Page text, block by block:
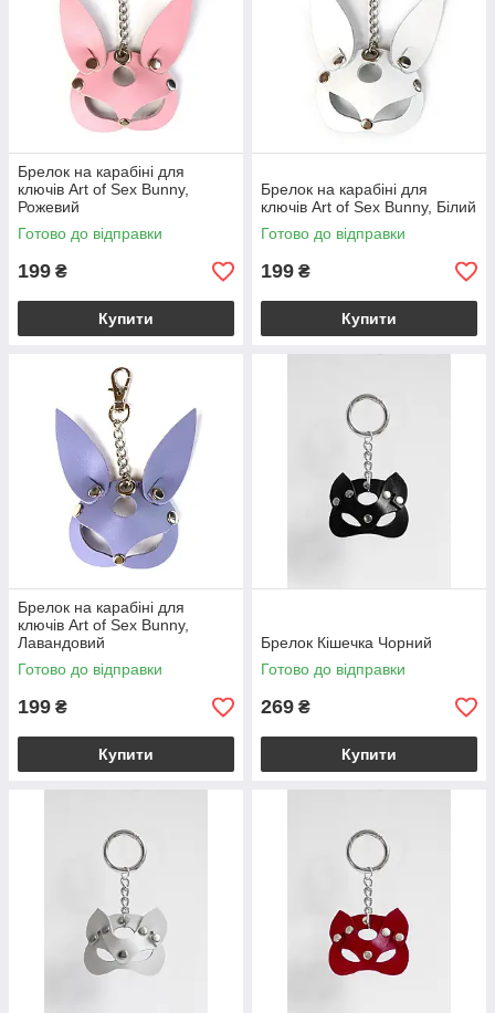
Брелок на карабіні для
ключів Art of Sex Bunny,
Рожевий
Готово до відправки
199 ₴
Купити
Брелок на карабіні для
ключів Art of Sex Bunny, Білий
Готово до відправки
199 ₴
Купити
Брелок на карабіні для
ключів Art of Sex Bunny,
Лавандовий
Готово до відправки
199 ₴
Купити
Брелок Кішечка Чорний
Готово до відправки
269 ₴
Купити